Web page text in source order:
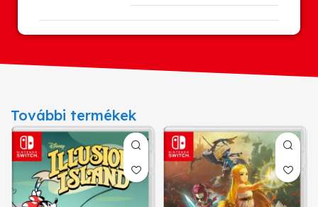
További termékek